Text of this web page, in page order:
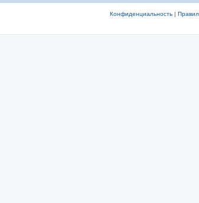
Конфиденциальность|